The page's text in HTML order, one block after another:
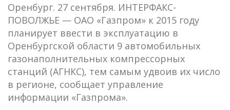
Оренбург. 27 сентября. ИНТЕРФАКС-
ПОВОЛЖЬЕ — ОАО «Газпром» к 2015 году
планирует ввести в эксплуатацию в
Оренбургской области 9 автомобильных
газонаполнительных компрессорных
станций (АГНКС), тем самым удвоив их число
в регионе, сообщает управление
информации «Газпрома».